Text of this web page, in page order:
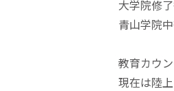
大学院修了
青山学院
教育カウ
現在は陸